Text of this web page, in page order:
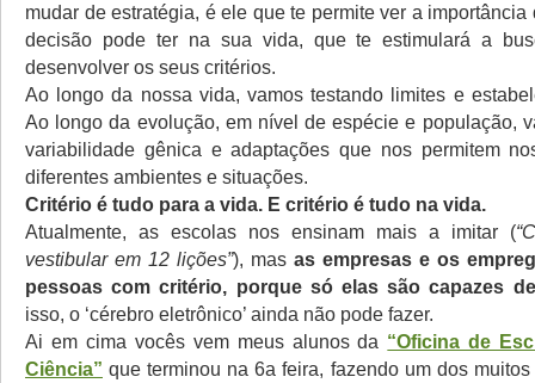
mudar de estratégia, é ele que te permite ver a importância
decisão pode ter na sua vida, que te estimulará a
desenvolver os seus critérios.
Ao longo da nossa vida, vamos testando limites e
Ao longo da evolução, em nível de espécie e população,
variabilidade gênica e adaptações que nos permitem
diferentes ambientes e situações.
Critério é tudo para a vida. E critério é tudo na vida.
Atualmente, as escolas nos ensinam mais a imitar (
vestibular em 12 lições”), mas as empresas e os
pessoas com critério, porque só elas são capazes
isso, o ‘cérebro eletrônico’ ainda não pode fazer.
Ai em cima vocês vem meus alunos da “Oficina de
Ciência” que terminou na 6a feira, fazendo um dos